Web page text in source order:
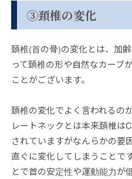
③頚椎の変化
頚椎(首の骨)の変化とは、加
って頚椎の形や自然なカーブ
ことがございます。
頚椎の変化でよく言われるの
レートネックとは本来頚椎は
されていますがなんらかの要
直ぐに変化してしまうことで
とで首の安定性や運動能力が